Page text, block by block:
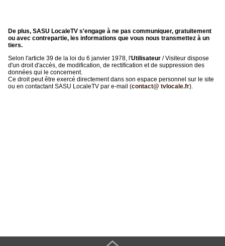
De plus, SASU LocaleTV s'engage à ne pas communiquer, gratuitement
ou avec contrepartie, les informations que vous nous transmettez à un
tiers.
Selon l'article 39 de la loi du 6 janvier 1978, l'Utilisateur / Visiteur dispose
d'un droit d'accès, de modification, de rectification et de suppression des
données qui le concernent.
Ce droit peut être exercé directement dans son espace personnel sur le site
ou en contactant SASU LocaleTV par e-mail (contact@ tvlocale.fr).